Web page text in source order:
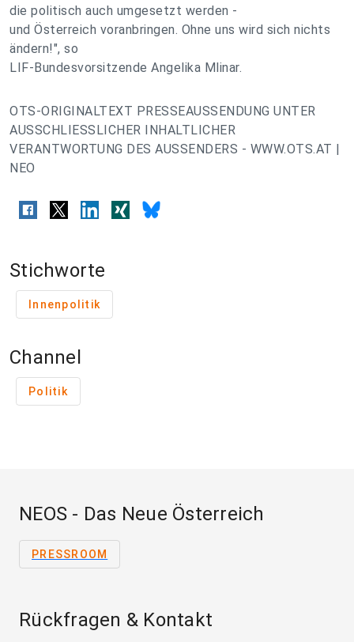
die politisch auch umgesetzt werden -
und Österreich voranbringen. Ohne uns wird sich nichts
ändern!", so
LIF-Bundesvorsitzende Angelika Mlinar.
OTS-ORIGINALTEXT PRESSEAUSSENDUNG UNTER
AUSSCHLIESSLICHER INHALTLICHER
VERANTWORTUNG DES AUSSENDERS - WWW.OTS.AT |
NEO
Stichworte
Innenpolitik
Channel
Politik
NEOS - Das Neue Österreich
PRESSROOM
Rückfragen & Kontakt